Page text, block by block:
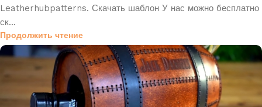
Leatherhubpatterns. Скачать шаблон У нас можно бесплатно
ск...
Продолжить чтение